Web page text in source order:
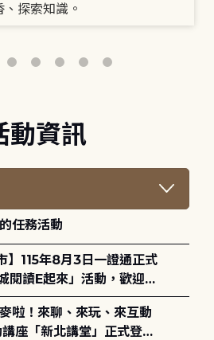
探索知識。
動資訊
任務活動
閱讀E起來」活動，歡迎踴
10月4日)。
講座「新北講堂」正式登